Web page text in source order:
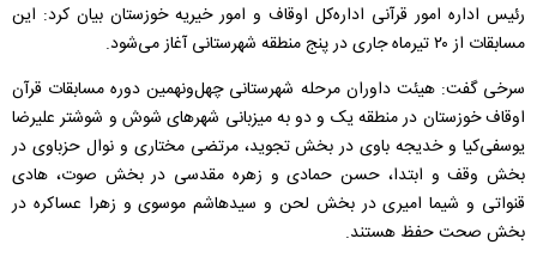
رئیس اداره امور قرآنی اداره‌کل اوقاف و امور خیریه خوزستان بیان کرد: این
مسابقات از ۲۰ تیرماه جاری در پنج منطقه شهرستانی آغاز می‌شود.
سرخی گفت: هیئت داوران مرحله شهرستانی چهل‌ونهمین دوره مسابقات قرآن
اوقاف خوزستان در منطقه یک و دو به میزبانی شهرهای شوش و شوشتر علیرضا
یوسفی‌کیا و خدیجه باوی در بخش تجوید، مرتضی مختاری و نوال حزباوی در
بخش وقف و ابتدا، حسن حمادی و زهره مقدسی در بخش صوت، هادی
قنواتی و شیما امیری در بخش لحن و سیدهاشم موسوی و زهرا عساکره در
بخش صحت حفظ هستند.